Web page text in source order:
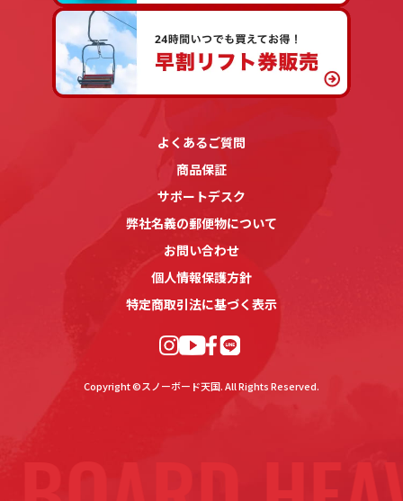
よくあるご質問
商品保証
サポートデスク
弊社名義の郵便物について
お問い合わせ
個人情報保護方針
特定商取引法に基づく表示
Copyright ©スノーボード天国. All Rights Reserved.